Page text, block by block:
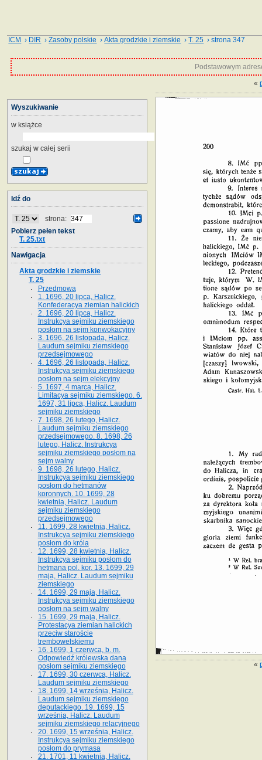
ICM › DIR ›Zasoby polskie ›Akta grodzkie i ziemskie ›T. 25 › strona 347
Podstawowym
«
«
Wyszukiwanie
w książce
szukaj w całej serii
Idź do
strona:
Pobierz pełen tekst
T. 25.txt
Nawigacja
Akta grodzkie i ziemskie
T. 25
Przedmowa
1. 1696, 20 lipca, Halicz.
Konfederacya ziemian halickich
2. 1696, 20 lipca, Halicz.
Instrukcya sejmiku ziemskiego
posłom na sejm konwokacyjny
3. 1696, 26 listopada, Halicz.
Laudum sejmiku ziemskiego
przedsejmowego
4. 1696, 26 listopada, Halicz.
Instrukcya sejmiku ziemskiego
posłom na sejm elekcyjny
5. 1697, 4 marca, Halicz.
Limitacya sejmiku ziemskiego. 6.
1697, 31 lipca, Halicz. Laudum
sejmiku ziemskiego
7. 1698, 26 lutego, Halicz.
Laudum sejmiku ziemskiego
przedsejmowego. 8. 1698, 26
lutego, Halicz. Instrukcya
sejmiku ziemskiego posłom na
sejm walny
9. 1698, 26 lutego, Halicz.
Instrukcya sejmiku ziemskiego
posłom do hetmanów
koronnych. 10. 1699, 28
kwietnia, Halicz. Laudum
sejmiku ziemskiego
przedsejmowego
11. 1699, 28 kwietnia, Halicz.
Instrukcya sejmiku ziemskiego
posłom do króla
12. 1699, 28 kwietnia, Halicz.
Instrukcya sejmiku posłom do
hetmana pol. kor. 13. 1699, 29
maja, Halicz. Laudum sejmiku
ziemskiego
14. 1699, 29 maja, Halicz.
Instrukcya sejmiku ziemskiego
posłom na sejm walny
15. 1699, 29 maja, Halicz.
Protestacya ziemian halickich
przeciw staroście
trembowelskiemu
16. 1699, 1 czerwca, b. m.
Odpowiedź królewska dana
posłom sejmiku ziemskiego
17. 1699, 30 czerwca, Halicz.
Laudum sejmiku ziemskiego
18. 1699, 14 września, Halicz.
Laudum sejmiku ziemskiego
deputackiego. 19. 1699, 15
września, Halicz. Laudum
sejmiku ziemskiego relacyjnego
20. 1699, 15 września, Halicz.
Instrukcya sejmiku ziemskiego
posłom do prymasa
21. 1701, 11 kwietnia, Halicz.